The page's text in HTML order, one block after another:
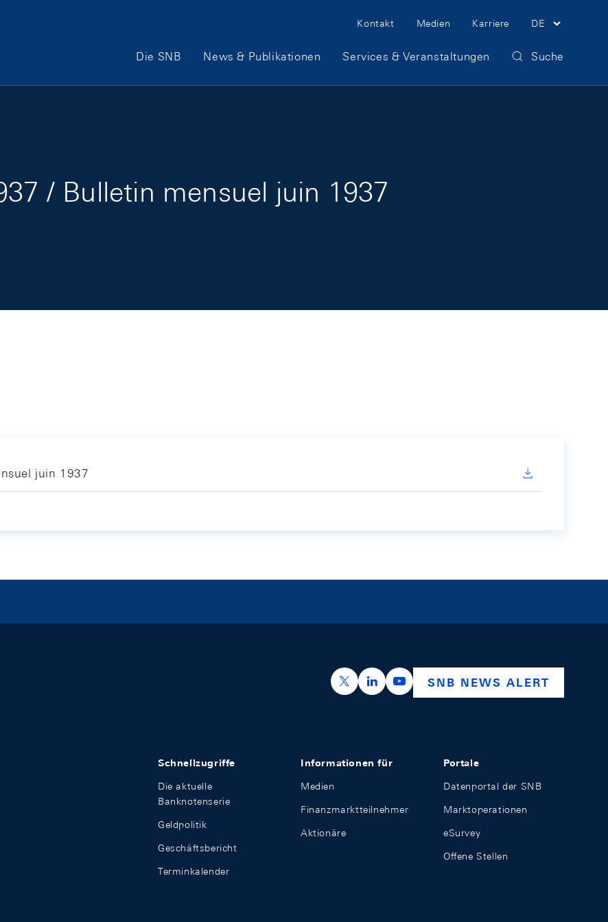
Meta Navigation
Kontakt Medien Karriere DE
Hauptnavigation
Die SNB News & Publikationen Services & Veranstaltungen Suche
/ Bulletin mensuel juin 1937
juin 1937
https://x.com/snb_bns
https://ch.linkedin.com/company/swiss-
https://www.youtube.com/
SNB NEWS ALERT
Schnellzugriffe
Die aktuelle
Banknotenserie
Geldpolitik
Geschäftsbericht
Terminkalender
Informationen für
Medien
Finanzmarktteilnehmer
Aktionäre
Portale
Datenportal der SNB
Marktoperationen
eSurvey
Offene Stellen